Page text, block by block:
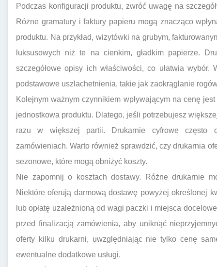
Podczas konfiguracji produktu, zwróć uwagę na
Różne gramatury i faktury papieru mogą znacząco
produktu. Na przykład, wizytówki na grubym,
luksusowych niż te na cienkim, gładkim papierze.
szczegółowe opisy ich właściwości, co ułatwia
podstawowe uszlachetnienia, takie jak zaokrąglanie
Kolejnym ważnym czynnikiem wpływającym na cenę
jednostkowa produktu. Dlatego, jeśli potrzebujesz
razu w większej partii. Drukarnie cyfrowe często
zamówieniach. Warto również sprawdzić, czy drukarnia
sezonowe, które mogą obniżyć koszty.
Nie zapomnij o kosztach dostawy. Różne drukarnie
Niektóre oferują darmową dostawę powyżej określonej
lub opłatę uzależnioną od wagi paczki i miejsca
przed finalizacją zamówienia, aby uniknąć
oferty kilku drukarni, uwzględniając nie tylko cenę
ewentualne dodatkowe usługi.